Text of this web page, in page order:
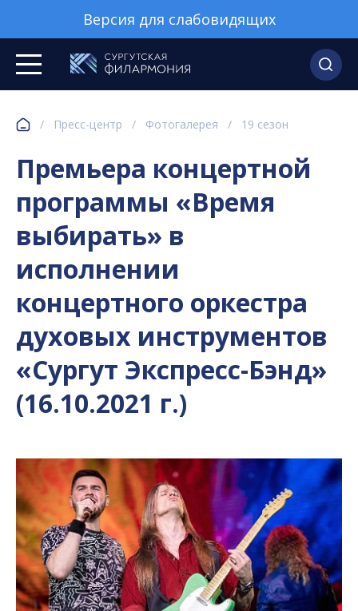
Версия для слабовидящих
/ Пресс-центр / Фотогалерея / 19 сезон
Премьера концертной
программы «Время
выбирать» в
исполнении
концертного оркестра
духовых инструментов
«Сургут Экспресс-Бэнд»
(16.10.2021 г.)